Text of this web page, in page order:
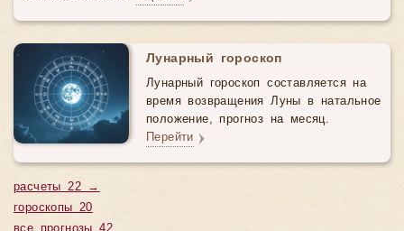
Лунарный гороскоп
Лунарный гороскоп составляется на
время возвращения Луны в натальное
положение, прогноз на месяц.
Перейти
расчеты 22 →
гороскопы 20